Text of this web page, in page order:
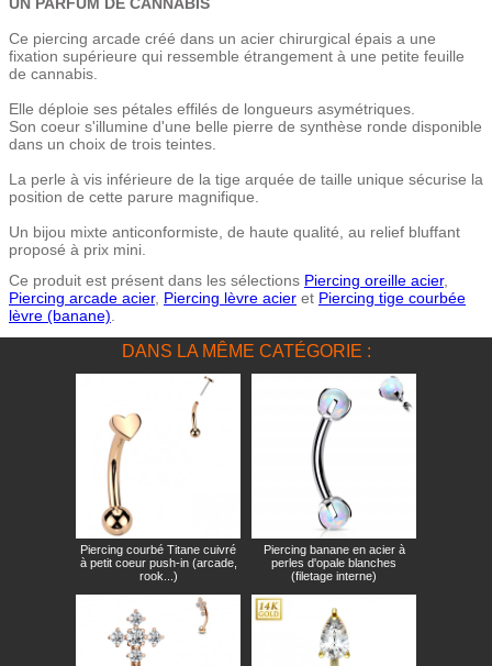
UN PARFUM DE CANNABIS
Ce piercing arcade créé dans un acier chirurgical épais a une
fixation supérieure qui ressemble étrangement à une petite feuille
de cannabis.
Elle déploie ses pétales effilés de longueurs asymétriques.
Son coeur s'illumine d'une belle pierre de synthèse ronde disponible
dans un choix de trois teintes.
La perle à vis inférieure de la tige arquée de taille unique sécurise la
position de cette parure magnifique.
Un bijou mixte anticonformiste, de haute qualité, au relief bluffant
proposé à prix mini.
Ce produit est présent dans les sélections Piercing oreille acier,
Piercing arcade acier, Piercing lèvre acier et Piercing tige courbée
lèvre (banane).
DANS LA MÊME CATÉGORIE :
Piercing courbé Titane cuivré
à petit coeur push-in (arcade,
rook...)
Piercing banane en acier à
perles d'opale blanches
(filetage interne)